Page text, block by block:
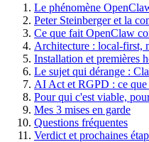
Le phénomène
Peter Steinbergeret la
Ce que fait OpenClaw
Architecture : local-
Installation et premières
Le sujet qui dérange :
AI Act et RGPD : ce
Pour qui c'est viable,
Mes 3 mises en garde
Questions fréquentes
Verdict et prochaines